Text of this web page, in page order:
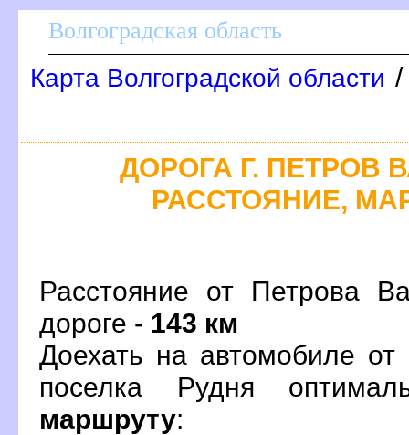
олгоградская область
Карта Волгоградской области /
ДОРОГА Г. ПЕТРОВ
РАССТОЯНИЕ,
Расстояние от Петрова
дороге - 143 км
Доехать на автомобиле
поселка Рудня
маршруту: